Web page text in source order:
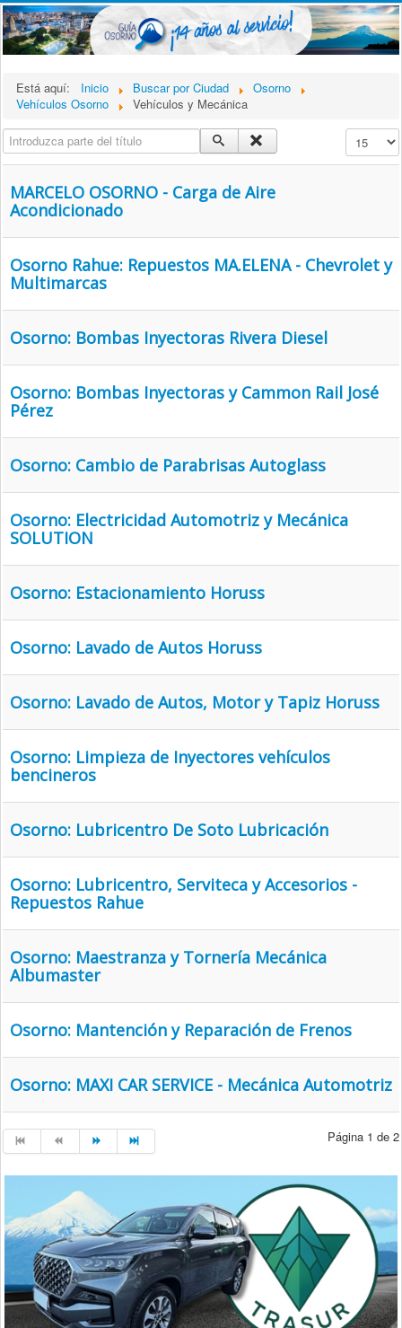
Está aquí: Inicio Buscar por Ciudad
Osorno
Vehículos Osorno
Vehículos y Mecánica
Introduzca parte del título
Cantidad
MARCELO OSORNO - Carga de Aire
Acondicionado
Osorno Rahue: Repuestos MA.ELENA - Chevrolet y
Multimarcas
Osorno: Bombas Inyectoras Rivera Diesel
Osorno: Bombas Inyectoras y Cammon Rail José
Pérez
Osorno: Cambio de Parabrisas Autoglass
Osorno: Electricidad Automotriz y Mecánica
SOLUTION
Osorno: Estacionamiento Horuss
Osorno: Lavado de Autos Horuss
Osorno: Lavado de Autos, Motor y Tapiz Horuss
Osorno: Limpieza de Inyectores vehículos
bencineros
Osorno: Lubricentro De Soto Lubricación
Osorno: Lubricentro, Serviteca y Accesorios -
Repuestos Rahue
Osorno: Maestranza y Tornería Mecánica
Albumaster
Osorno: Mantención y Reparación de Frenos
Osorno: MAXI CAR SERVICE - Mecánica Automotriz
Página 1 de 2